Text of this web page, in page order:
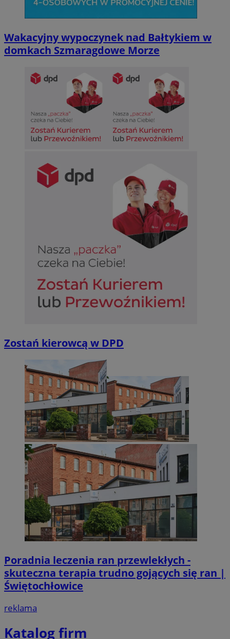
Wakacyjny wypoczynek nad Bałtykiem w
domkach Szmaragdowe Morze
Zostań kierowcą w DPD
Poradnia leczenia ran przewlekłych -
skuteczna terapia trudno gojących się ran |
Świętochłowice
reklama
Katalog firm